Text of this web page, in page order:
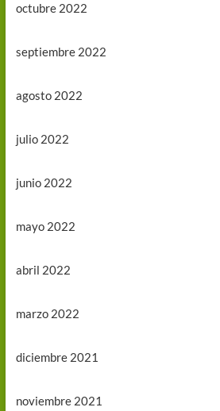
octubre 2022
septiembre 2022
agosto 2022
julio 2022
junio 2022
mayo 2022
abril 2022
marzo 2022
diciembre 2021
noviembre 2021